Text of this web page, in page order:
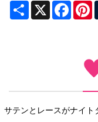
Share X
サテンとレースがナイト